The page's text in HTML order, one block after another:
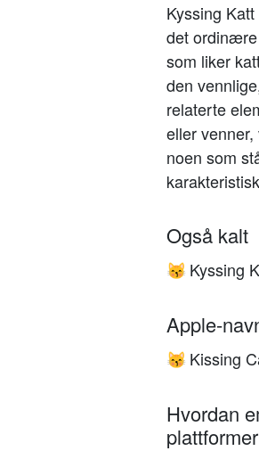
Kyssing
det
som liker
den
relaterte
eller
noen som
Også kalt
😽 Kyssing
Apple-
😽 Kissing
Hvordan
plattformer